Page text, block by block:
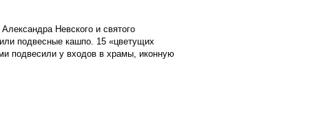
Невского и святого
подвесные кашпо. 15 «цветущих
подвесили у входов в храмы, иконную